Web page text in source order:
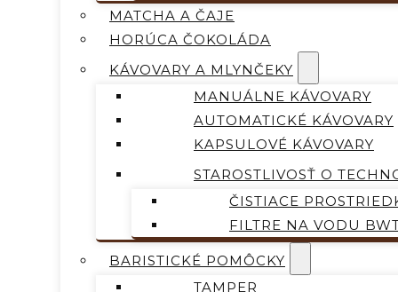
MATCHA A ČAJE
HORÚCA ČOKOLÁDA
KÁVOVARY A MLYNČEKY
MANUÁLNE KÁVOVARY
AUTOMATICKÉ KÁVOVARY
KAPSULOVÉ KÁVOVARY
STAROSTLIVOSŤ O
ČISTIACE
FILTRE NA VODU
BARISTICKÉ POMÔCKY
TAMPER